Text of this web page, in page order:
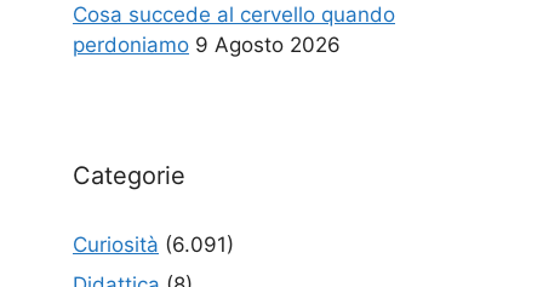
Cosa succede al cervello quando
perdoniamo 9 Agosto 2026
Categorie
Curiosità (6.091)